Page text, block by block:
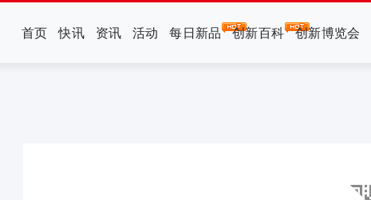
首页 快讯 资讯 活动 每日新品 创新百科 创新博览会